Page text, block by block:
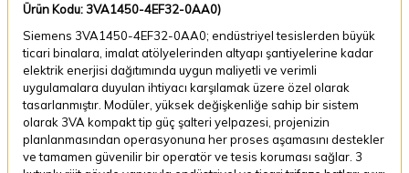
Ürün Kodu: 3VA1450-4EF32-0AA0)
Siemens 3VA1450-4EF32-0AA0; endüstriyel tesislerden büyük
ticari binalara, imalat atölyelerinden altyapı şantiyelerine kadar
elektrik enerjisi dağıtımında uygun maliyetli ve verimli
uygulamalara duyulan ihtiyacı karşılamak üzere özel olarak
tasarlanmıştır. Modüler, yüksek değişkenliğe sahip bir sistem
olarak 3VA kompakt tip güç şalteri yelpazesi, projenizin
planlanmasından operasyonuna her proses aşamasını destekler
ve tamamen güvenilir bir operatör ve tesis koruması sağlar. 3